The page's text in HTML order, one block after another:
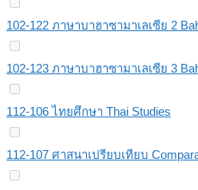
102-122 ภาษาบาฮาซามาเลเซีย 2
102-123 ภาษาบาฮาซามาเลเซีย 3
112-106 ไทยศึกษา Thai Studies
112-107 ศาสนาเปรียบเทียบ